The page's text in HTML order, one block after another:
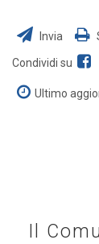
Invia
Condividi su
Ultimo
Il